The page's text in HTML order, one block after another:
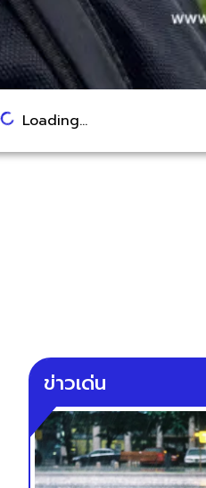
Loading...
ข่าวเด่น